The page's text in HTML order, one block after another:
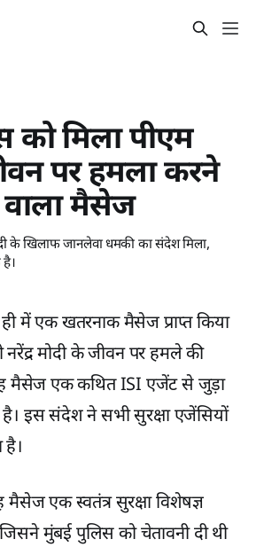
को मिला पीएम
पर हमला करने
मैसेज
के खिलाफ जानलेवा धमकी का संदेश मिला,
में एक खतरनाक मैसेज प्राप्त किया
नरेंद्र मोदी के जीवन पर हमले की
मैसेज एक कथित ISI एजेंट से जुड़ा
इस संदेश ने सभी सुरक्षा एजेंसियों
एक स्वतंत्र सुरक्षा विशेषज्ञ
जिसने मुंबई पुलिस को चेतावनी दी थी